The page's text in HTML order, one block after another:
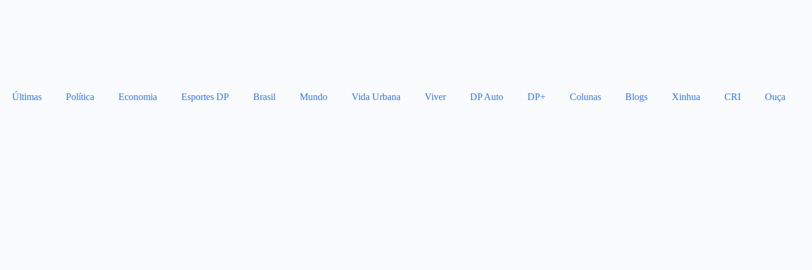
Últimas Política Economia Esportes DP Brasil Mundo Vida Urbana Viver DP Auto DP+ Colunas Blogs Xinhua CRI Ouça